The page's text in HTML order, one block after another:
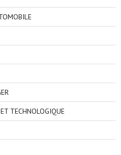
TECHNOLOGIQUE